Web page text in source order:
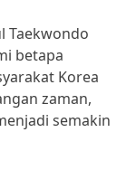
Taekwondo
betapa
Korea
zaman,
semakin